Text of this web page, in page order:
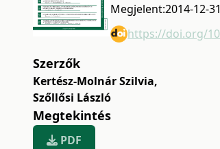
Megjelent:2014-12-31
https://doi.org/
Szerzők
Kertész-Molnár Szilvia,
Szőllősi László
Megtekintés
PDF